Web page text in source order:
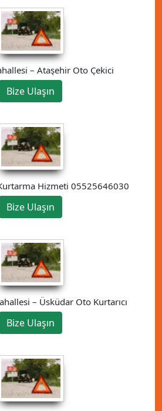
– Ataşehir Oto Çekici
Bize Ulaşın
Hizmeti 05525646030
Bize Ulaşın
– Üsküdar Oto Kurtarıcı
Bize Ulaşın